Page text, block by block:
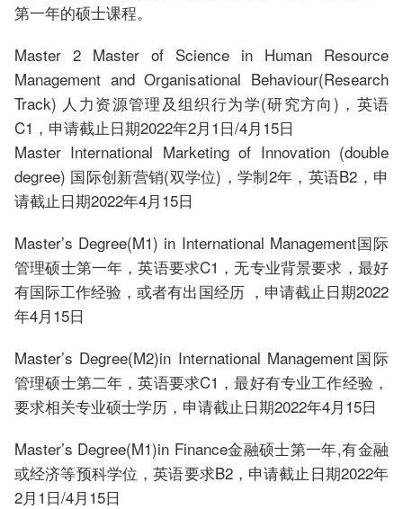
第一年的硕士课程。
Master 2 Master of Science in Human Resource
Management and Organisational Behaviour(Research
Track) 人力资源管理及组织行为学(研究方向)，英语
C1，申请截止日期2022年2月1日/4月15日
Master International Marketing of Innovation (double
degree) 国际创新营销(双学位)，学制2年，英语B2，申
请截止日期2022年4月15日
Master’s Degree(M1) in International Management国际
管理硕士第一年，英语要求C1，无专业背景要求，最好
有国际工作经验，或者有出国经历 ，申请截止日期2022
年4月15日
Master’s Degree(M2)in International Management国际
管理硕士第二年，英语要求C1，最好有专业工作经验，
要求相关专业硕士学历，申请截止日期2022年4月15日
Master’s Degree(M1)in Finance金融硕士第一年,有金融
或经济等预科学位，英语要求B2，申请截止日期2022年
2月1日/4月15日